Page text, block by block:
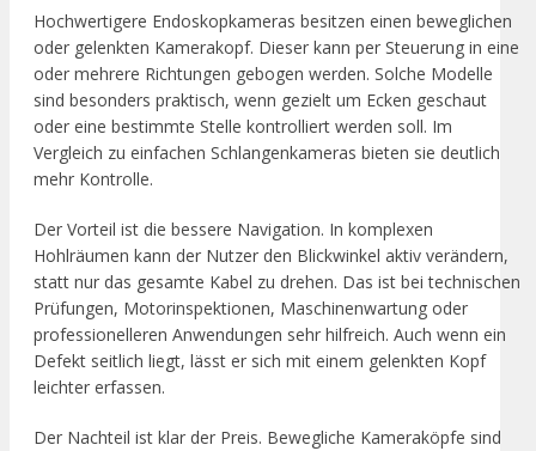
Hochwertigere Endoskopkameras besitzen einen beweglichen
oder gelenkten Kamerakopf. Dieser kann per Steuerung in eine
oder mehrere Richtungen gebogen werden. Solche Modelle
sind besonders praktisch, wenn gezielt um Ecken geschaut
oder eine bestimmte Stelle kontrolliert werden soll. Im
Vergleich zu einfachen Schlangenkameras bieten sie deutlich
mehr Kontrolle.
Der Vorteil ist die bessere Navigation. In komplexen
Hohlräumen kann der Nutzer den Blickwinkel aktiv verändern,
statt nur das gesamte Kabel zu drehen. Das ist bei technischen
Prüfungen, Motorinspektionen, Maschinenwartung oder
professionelleren Anwendungen sehr hilfreich. Auch wenn ein
Defekt seitlich liegt, lässt er sich mit einem gelenkten Kopf
leichter erfassen.
Der Nachteil ist klar der Preis. Bewegliche Kameraköpfe sind